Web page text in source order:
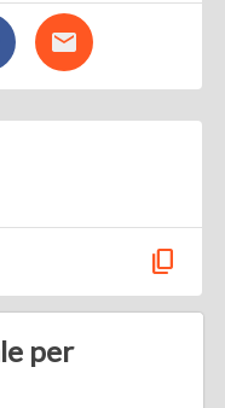
content_copy
per